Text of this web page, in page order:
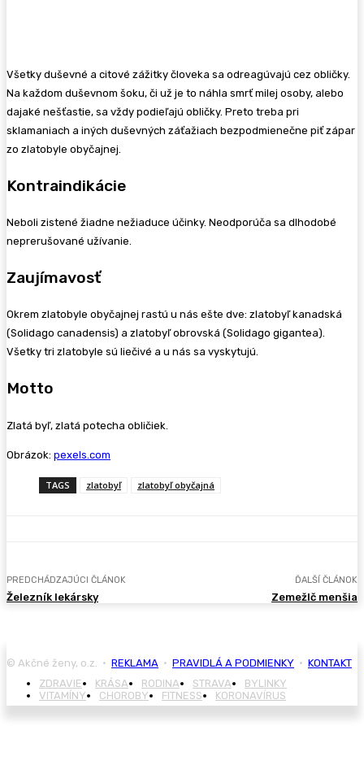
Všetky duševné a citové zážitky človeka sa odreagúvajú cez obličky.
Na každom duševnom šoku, či už je to náhla smrť milej osoby, alebo
dajaké nešťastie, sa vždy podieľajú obličky. Preto treba pri
sklamaniach a iných duševných záťažiach bezpodmienečne piť zápar
zo zlatobyle obyčajnej.
Kontraindikácie
Neboli zistené žiadne nežiaduce účinky. Neodporúča sa dlhodobé
neprerušované užívanie.
Zaujímavosť
Okrem zlatobyle obyčajnej rastú u nás ešte dve: zlatobyľ kanadská
(Solidago canadensis) a zlatobyľ obrovská (Solidago gigantea).
Všetky tri zlatobyle sú liečivé a u nás sa vyskytujú.
Motto
Zlatá byľ, zlatá potecha obličiek.
Obrázok: pexels.com
TAGS zlatobyľ zlatobyľ obyčajná
PREDCHÁDZAJÚCI ČLÁNOK
Železník lekársky
ĎALŠÍ ČLÁNOK
Zemežlč menšia
© Akčné ženy, o.z. • REKLAMA • PRAVIDLÁ A PODMIENKY • KONTAKT
ZDRAVIE
KRÁSA RODINA STRAVA
BYLINKY
VITAMÍNY
CHOROBY FITNESS KORONAVÍRUS